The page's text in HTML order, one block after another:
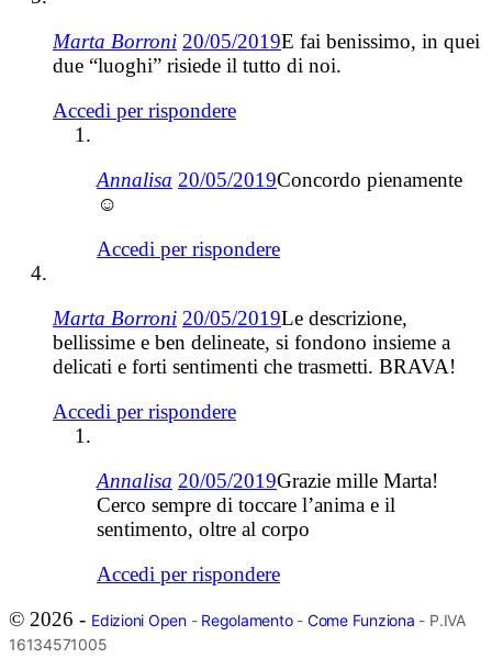
Marta Borroni 20/05/2019E fai benissimo, in quei
due “luoghi” risiede il tutto di noi.
Accedi per rispondere
Annalisa 20/05/2019Concordo pienamente
☺️
Accedi per rispondere
Marta Borroni 20/05/2019Le descrizione,
bellissime e ben delineate, si fondono insieme a
delicati e forti sentimenti che trasmetti. BRAVA!
Accedi per rispondere
Annalisa 20/05/2019Grazie mille Marta!
Cerco sempre di toccare l’anima e il
sentimento, oltre al corpo
Accedi per rispondere
© 2026 - Edizioni Open- Regolamento- Come Funziona - P.IVA
16134571005